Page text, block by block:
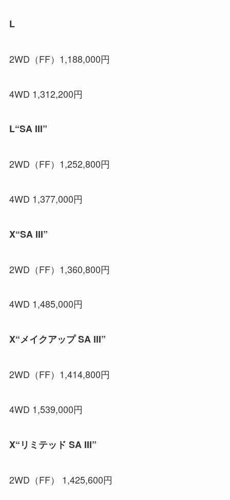
L
2WD（FF）1,188,000円
4WD 1,312,200円
L“SA III”
2WD（FF）1,252,800円
4WD 1,377,000円
X“SA III”
2WD（FF）1,360,800円
4WD 1,485,000円
X“メイクアップ SA III”
2WD（FF）1,414,800円
4WD 1,539,000円
X“リミテッド SA III”
2WD（FF） 1,425,600円